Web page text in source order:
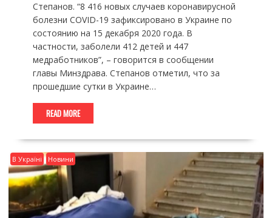
Степанов. “8 416 новых случаев коронавирусной
болезни COVID-19 зафиксировано в Украине по
состоянию на 15 декабря 2020 года. В
частности, заболели 412 детей и 447
медработников”, – говорится в сообщении
главы Минздрава. Степанов отметил, что за
прошедшие сутки в Украине…
READ MORE
В Україні Новини